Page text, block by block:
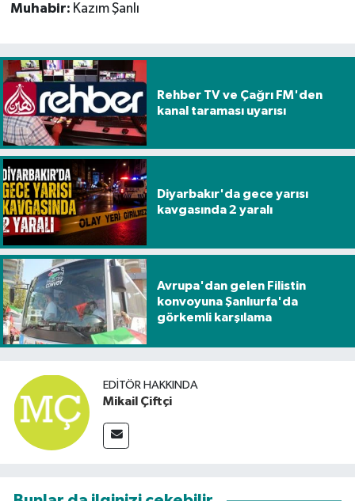
Muhabir: Kazım Şanlı
Rehber TV ve Çağrı FM'den
kanal taraması uyarısı
Diyarbakır'da gece yarısı
kavgasında 2 yaralı
Avrupa'dan gelen Filistin
konvoyuna Şanlıurfa'da
görkemli karşılama
EDITÖR HAKKINDA
Mikail Çiftçi